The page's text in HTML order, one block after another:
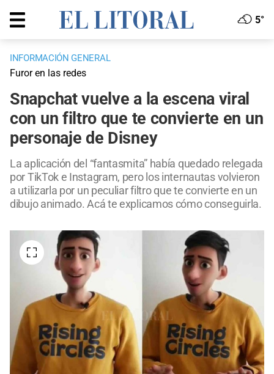
5°
INFORMACIÓN GENERAL
Furor en las redes
Snapchat vuelve a la escena viral
con un filtro que te convierte en un
personaje de Disney
La aplicación del “fantasmita” había quedado relegada
por TikTok e Instagram, pero los internautas volvieron
a utilizarla por un peculiar filtro que te convierte en un
dibujo animado. Acá te explicamos cómo conseguirla.